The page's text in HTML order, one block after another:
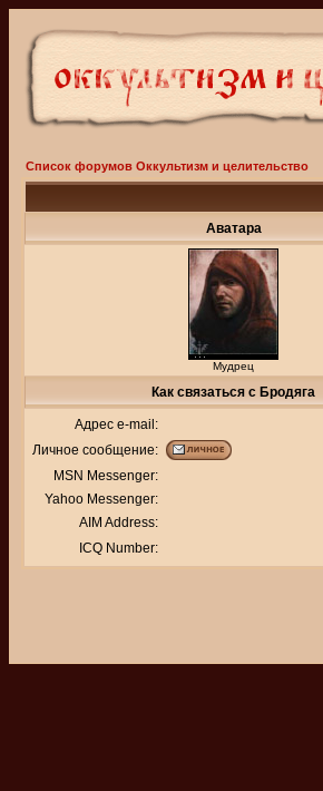
Список форумов Оккультизм и целительство
Аватара
Мудрец
Как связаться с Бродяга
Адрес e-mail:
Личное сообщение:
MSN Messenger:
Yahoo Messenger:
AIM Address:
ICQ Number: